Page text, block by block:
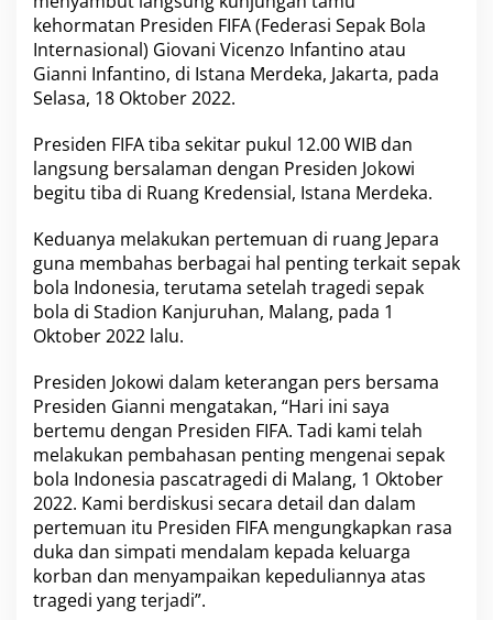
u
n
g
a
n
e
s
i
e
n
F
I
F
A
I
s
t
a
a
M
e
r
d
e
k
kehormatan Presiden FIFA(Federasi Sepak Bola
Internasional) Giovani Vicenzo Infantino atau
Gianni Infantino, di Istana Merdeka, Jakarta, pada
Selasa, 18 Oktober 2022.
Presiden FIFAtiba sekitar pukul 12.00 WIB dan
langsung bersalaman dengan Presiden Jokowi
begitu tiba di Ruang Kredensial, Istana Merdeka.
Keduanya melakukan pertemuan di ruang Jepara
guna membahas berbagai hal penting terkait sepak
bola Indonesia, terutama setelah tragedi sepak
bola di Stadion Kanjuruhan, Malang, pada 1
Oktober 2022 lalu.
Presiden Jokowi dalam keterangan pers bersama
Presiden Gianni mengatakan, “Hari ini saya
bertemu dengan Presiden FIFA. Tadi kami telah
melakukan pembahasan penting mengenai sepak
bola Indonesia pascatragedi di Malang, 1 Oktober
2022. Kami berdiskusi secara detail dan dalam
pertemuan itu Presiden FIFA mengungkapkan rasa
duka dan simpati mendalam kepada keluarga
korban dan menyampaikan kepeduliannya atas
tragedi yang terjadi”.